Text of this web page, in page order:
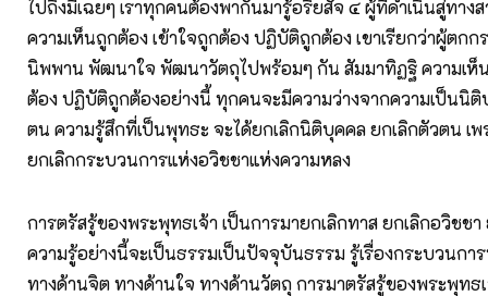
ไปถึงมีเฉยๆ เราทุกคนต้องพากันมารู้อริยสัจ ๔ ผู้ที่ดำเนินสู่ทาง
ความเห็นถูกต้อง เข้าใจถูกต้อง ปฏิบัติถูกต้อง เขาเรียกว่าผู้ตก
นิพพาน พัฒนาใจ พัฒนาวัตถุไปพร้อมๆ กัน สัมมาทิฏฐิ ความเห็
ต้อง ปฏิบัติถูกต้องอย่างนี้ ทุกคนจะมีความว่างจากความเป็นนิติ
ตน ความรู้สึกที่เป็นพุทธะ จะได้ยกเลิกนิติบุคคล ยกเลิกตัวตน เ
ยกเลิกกระบวนการแห่งอวิชชาแห่งความหลง
การตรัสรู้ของพระพุทธเจ้า เป็นการมายกเลิกทาส ยกเลิกอวิชชา
ความรู้อย่างนี้จะเป็นธรรมเป็นปัจจุบันธรรม รู้เรื่องกระบวนกา
ทางด้านจิต ทางด้านใจ ทางด้านวัตถุ การมาตรัสรู้ของพระพุทธ